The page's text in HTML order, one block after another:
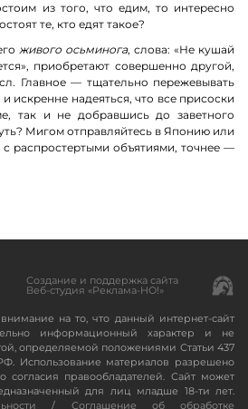
из того, что едим, то интересно
те, кто едят такое?
живого осьминога, слова: «Не кушай
приобретают совершенно другой,
Главное — тщательно пережевывать
искренне надеяться, что все присоски
так и не добравшись до заветного
Мигом отправляйтесь в Японию или
распростертыми объятиями, точнее —
Создание и поддержка сайта
Веб-студия «Реклама-НО!»
на то, что данный интернет-сайт
информационный характер и не
определяемой положениями Статьи 437
Использование материалов разрешено
согласия правообладателей. Сайт может
для лиц младше 18-ти лет.
/ Соглашение об обработке